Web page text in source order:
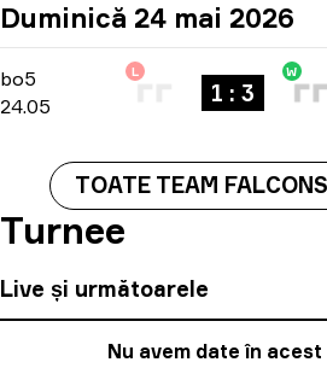
Duminică 24 mai 2026
bo5 -bo5
24.05
L
1 : 3
W
TOATE TEAM
Turnee
Live și următoarele
Nu avem date în acest